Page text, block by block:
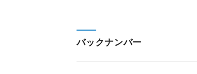
バックナンバー